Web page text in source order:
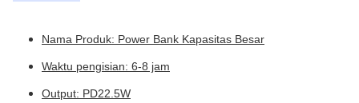
Nama Produk: Power Bank Kapasitas Besar
Waktu pengisian: 6-8 jam
Output: PD22.5W